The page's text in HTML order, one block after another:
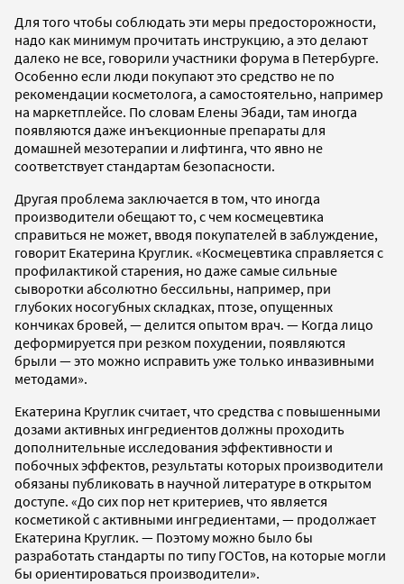
Для того чтобы соблюдать эти меры предосторожности,
надо как минимум прочитать инструкцию, а это делают
далеко не все, говорили участники форума в Петербурге.
Особенно если люди покупают это средство не по
рекомендации косметолога, а самостоятельно, например
на маркетплейсе. По словам Елены Эбади, там иногда
появляются даже инъекционные препараты для
домашней мезотерапии и лифтинга, что явно не
соответствует стандартам безопасности.
Другая проблема заключается в том, что иногда
производители обещают то, с чем космецевтика
справиться не может, вводя покупателей в заблуждение,
говорит Екатерина Круглик. «Космецевтика справляется с
профилактикой старения, но даже самые сильные
сыворотки абсолютно бессильны, например, при
глубоких носогубных складках, птозе, опущенных
кончиках бровей, — делится опытом врач. — Когда лицо
деформируется при резком похудении, появляются
брыли — это можно исправить уже только инвазивными
методами».
Екатерина Круглик считает, что средства с повышенными
дозами активных ингредиентов должны проходить
дополнительные исследования эффективности и
побочных эффектов, результаты которых производители
обязаны публиковать в научной литературе в открытом
доступе. «До сих пор нет критериев, что является
косметикой с активными ингредиентами, — продолжает
Екатерина Круглик. — Поэтому можно было бы
разработать стандарты по типу ГОСТов, на которые могли
бы ориентироваться производители».